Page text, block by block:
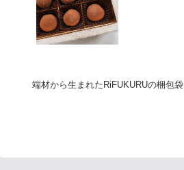
端材から生まれたRiFUKURUの梱包袋